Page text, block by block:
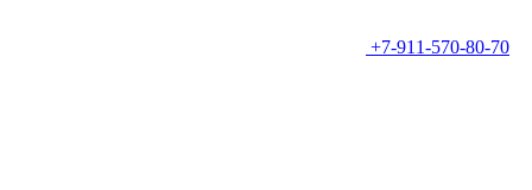
+7-911-570-80-70